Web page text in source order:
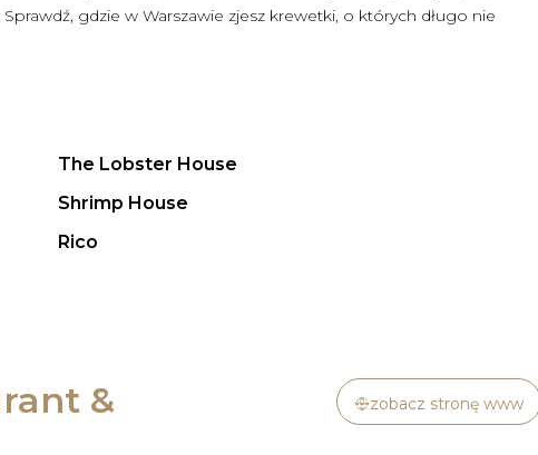
gdzie w Warszawie zjesz krewetki, o których długo nie
The Lobster House
Shrimp House
Rico
&
zobacz stronę www